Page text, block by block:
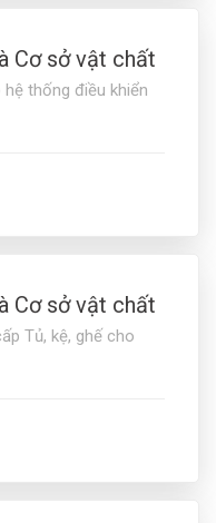
Cơ sở vật chất
thống điều khiển
Cơ sở vật chất
Tủ, kệ, ghế cho